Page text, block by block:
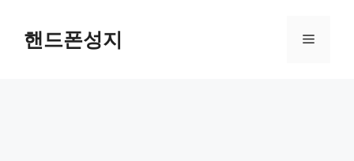
content핸드폰성지 Menu